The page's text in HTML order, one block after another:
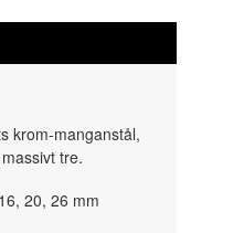
krom-manganstål,
tre.
20, 26 mm